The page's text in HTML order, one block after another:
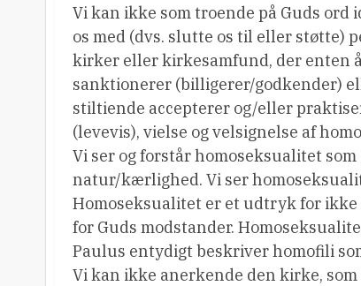
Vi kan ikke som troende på Guds ord
os med (dvs. slutte os til eller støtte)
kirker eller kirkesamfund, der enten
sanktionerer (billigerer/godkender)
stiltiende accepterer og/eller
(levevis), vielse og velsignelse af
Vi ser og forstår homoseksualitet
natur/kærlighed. Vi ser
Homoseksualitet er et udtryk for
for Guds modstander.
Paulus entydigt beskriver homofili
Vi kan ikke anerkende den kirke,